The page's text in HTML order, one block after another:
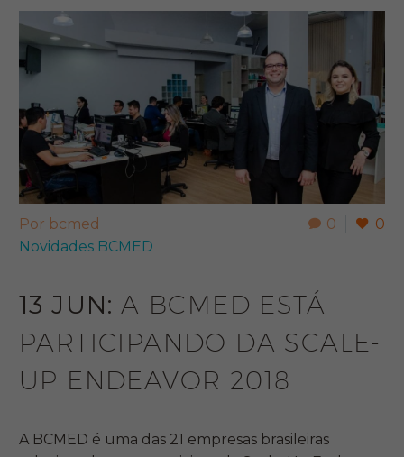
0 0
Por bcmed
Novidades BCMED
13 JUN:A BCMED ESTÁ
PARTICIPANDO DA SCALE-
UP ENDEAVOR 2018
A BCMED é uma das 21 empresas brasileiras